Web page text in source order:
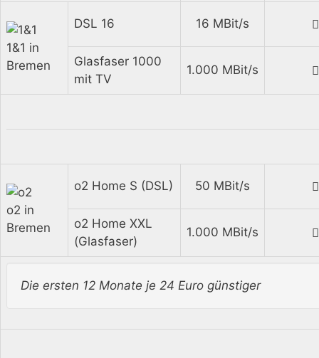
1&1 in
Bremen
DSL 16 16 MBit/s
Glasfaser 1000
mit TV
1.000 MBit/s
o2 in
Bremen
o2 Home S (DSL) 50 MBit/s
o2 Home XXL
(Glasfaser)
1.000 MBit/s
Die ersten 12 Monate je 24 Euro günstiger